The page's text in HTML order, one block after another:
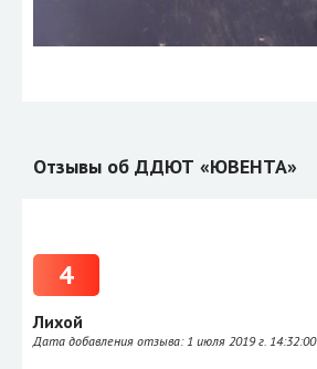
Отзывы об ДДЮТ «ЮВЕНТА»
Лихой
Дата добавления отзыва:1 июля 2019 г. 14:32:00
4